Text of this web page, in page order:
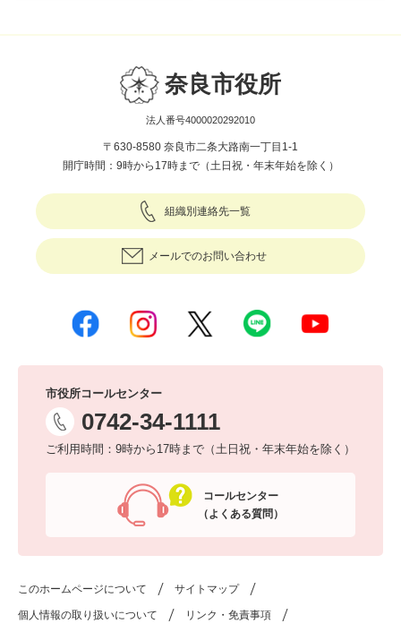
奈良市役所
法人番号4000020292010
〒630-8580 奈良市二条大路南一丁目1-1
開庁時間：9時から17時まで（土日祝・年末年始を除く）
組織別連絡先一覧
メールでのお問い合わせ
市役所コールセンター
0742-34-1111
ご利用時間：9時から17時まで（土日祝・年末年始を除く）
コールセンター
（よくある質問）
このホームページについて サイトマップ
個人情報の取り扱いについて リンク・免責事項